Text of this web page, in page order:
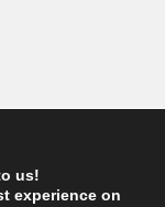
us!
experience on